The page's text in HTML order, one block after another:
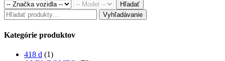
Hľadať
Hľadať: Vyhľadávanie
Kategórie produktov
418 d (1)